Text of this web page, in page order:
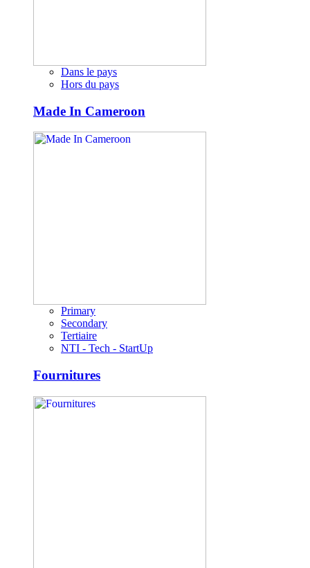
Dans le pays
Hors du pays
Made In Cameroon
Primary
Secondary
Tertiaire
NTI - Tech - StartUp
Fournitures